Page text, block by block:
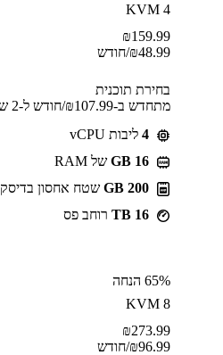
KVM 4
159.99
₪
48.99
₪/חודש
בחירת תוכנית
מתחדש ב-⁦107.99⁩₪/חודש ל-2 שנים. בטלו בכל עת.
4 ליבות vCPU
GB 16 של RAM
200 GB
שטח אחסון בדיסק NVMe
16 TB
רוחב פס
65% הנחה
KVM 8
273.99
₪
96.99
₪/חודש